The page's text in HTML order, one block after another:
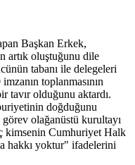
Başkan Erkek,
artık oluştuğunu dile
tabanı ile delegeleri
toplanmasının
tavır olduğunu aktardı.
doğduğunu
olağanüstü kurultayı
kimsenin Cumhuriyet Halk
hakkı yoktur" ifadelerini